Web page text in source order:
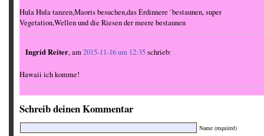
Hula Hula tanzen,Maoris besuchen,das Èrdinnere `bestaunen, super
Vegetation,Wellen und die Riesen der meere bestaunen
Ingrid Reiter, am2015-11-16 um 12:35schrieb:
Hawaii ich komme!
Schreib deinen Kommentar
Name (required)